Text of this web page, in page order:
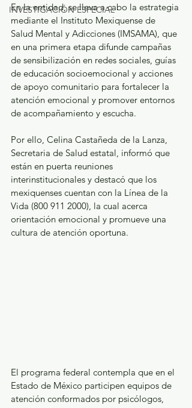
INVESTIGACIÓN ESPECIAL
En la entidad, se lleva a cabo la estrategia
mediante el Instituto Mexiquense de
Salud Mental y Adicciones (IMSAMA), que
en una primera etapa difunde campañas
de sensibilización en redes sociales, guías
de educación socioemocional y acciones
de apoyo comunitario para fortalecer la
atención emocional y promover entornos
de acompañamiento y escucha.
Por ello, Celina Castañeda de la Lanza,
Secretaria de Salud estatal, informó que
están en puerta reuniones
interinstitucionales y destacó que los
mexiquenses cuentan con la Línea de la
Vida (800 911 2000), la cual acerca
orientación emocional y promueve una
cultura de atención oportuna.
El programa federal contempla que en el
Estado de México participen equipos de
atención conformados por psicólogos,